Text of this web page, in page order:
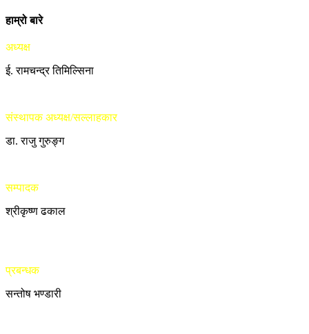
हाम्रो बारे
अध्यक्ष
ई. रामचन्द्र तिमिल्सिना
संस्थापक अध्यक्ष/सल्लाहकार
डा. राजु गुरुङ्ग
सम्पादक
श्रीकृष्ण ढकाल
प्रबन्धक
सन्तोष भण्डारी